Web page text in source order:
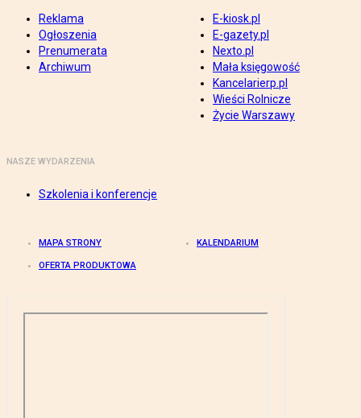
Reklama
Ogłoszenia
Prenumerata
Archiwum
E-kiosk.pl
E-gazety.pl
Nexto.pl
Mała księgowość
Kancelarierp.pl
Wieści Rolnicze
Życie Warszawy
NASZE WYDARZENIA
Szkolenia i konferencje
MAPA STRONY KALENDARIUM
OFERTA PRODUKTOWA